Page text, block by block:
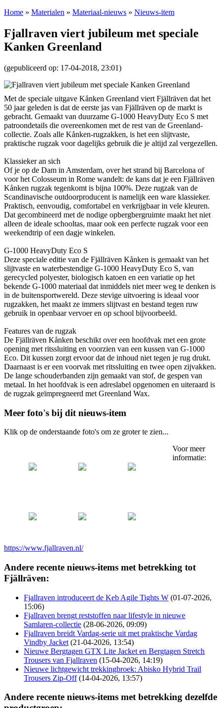
Home » Materialen » Materiaal-nieuws » Nieuws-item
Fjallraven viert jubileum met speciale
Kanken Greenland
(gepubliceerd op: 17-04-2018, 23:01)
Met de speciale uitgave Kånken Greenland viert Fjällräven dat het
50 jaar geleden is dat de eerste jas van Fjällräven op de markt is
gebracht. Gemaakt van duurzame G-1000 HeavyDuty Eco S met
patroondetails die overeenkomen met de rest van de Greenland-
collectie. Zoals alle Kånken-rugzakken, is het een slijtvaste,
praktische rugzak voor dagelijks gebruik die je altijd zal vergezellen.
Klassieker an sich
Of je op de Dam in Amsterdam, over het strand bij Barcelona of
voor het Colosseum in Rome wandelt: de kans dat je een Fjällräven
Kånken rugzak tegenkomt is bijna 100%. Deze rugzak van de
Scandinavische outdoorproducent is namelijk een ware klassieker.
Praktisch, eenvoudig, comfortabel en verkrijgbaar in vele kleuren.
Dat gecombineerd met de nodige opbergbergruimte maakt het niet
alleen de ideale schooltas, maar ook een perfecte rugzak voor een
weekendtrip of een dagje winkelen.
G-1000 HeavyDuty Eco S
Deze speciale editie van de Fjällräven Kånken is gemaakt van het
slijtvaste en waterbestendige G-1000 HeavyDuty Eco S, van
gerecycled polyester, biologisch katoen en een variatie op het
bekende G-1000 materiaal dat inmiddels niet meer weg te denken is
in de buitensportwereld. Deze stevige uitvoering is ideaal voor
rugzakken, het maakt ze immers slijtvast en bestand tegen ruw
gebruik in openbaar vervoer en op school bijvoorbeeld.
Features van de rugzak
De Fjällräven Kånken beschikt over een hoofdvak met een grote
opening met ritssluiting en voorzien van een kussen van G-1000
Eco. Dit kussen zorgt ervoor dat de inhoud niet tegen je rug drukt.
Daarnaast is er een voorvak met ritssluiting en twee open zijvakken.
De lange schouderbanden zijn gemaakt van stof, de gespen van
metaal. In het hoofdvak is een adreslabel opgenomen en uiteraard is
de rugzak geïmpregneerd met Greenland Wax.
Meer foto's bij dit nieuws-item
Klik op de onderstaande foto's om ze groter te zien...
Voor meer
informatie:
https://www.fjallraven.nl/
Andere recente nieuws-items met betrekking tot
Fjällräven:
Fjallraven introduceert de Keb Agile Tights W (01-07-2026,
15:06)
Fjallraven brengt reststoffen naar lifestyle in nieuwe
Samlaren-collectie (28-06-2026, 09:09)
Fjallraven breidt Vardag-serie uit met praktische Vardag
Vindby Jacket (21-04-2026, 13:54)
Nieuwe Bergtagen GTX Lite Jacket en Bergtagen Stretch
Trousers van Fjallraven (15-04-2026, 14:19)
Nieuwe lichtgewicht trekkingbroek: Abisko Hybrid Trail
Trousers Zip-Off (14-04-2026, 13:57)
Andere recente nieuws-items met betrekking dezelfde